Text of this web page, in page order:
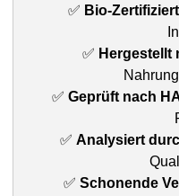
✅ Bio-
✅ Hergestellt
✅ Geprüft nach
✅Analysiert
✅ Schonende